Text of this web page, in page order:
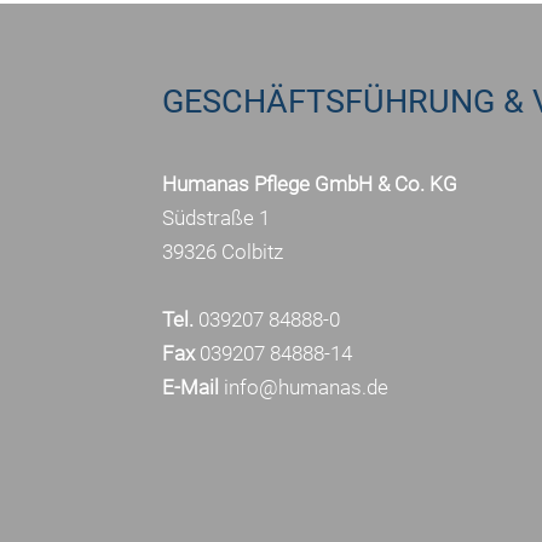
GESCHÄFTSFÜHRUNG &
Humanas Pflege GmbH & Co. KG
Südstraße 1
39326 Colbitz
Tel. 039207 84888-0
Fax039207 84888-14
E-Mail info@humanas.de